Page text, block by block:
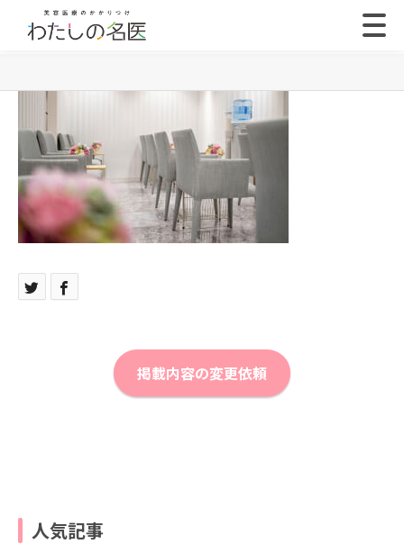
掲載内容の変更依頼
人気記事